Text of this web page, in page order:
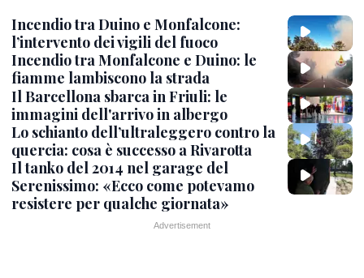
Incendio tra Duino e Monfalcone:
l’intervento dei vigili del fuoco
Incendio tra Monfalcone e Duino: le
fiamme lambiscono la strada
Il Barcellona sbarca in Friuli: le
immagini dell'arrivo in albergo
Lo schianto dell’ultraleggero contro la
quercia: cosa è successo a Rivarotta
Il tanko del 2014 nel garage del
Serenissimo: «Ecco come potevamo
resistere per qualche giornata»